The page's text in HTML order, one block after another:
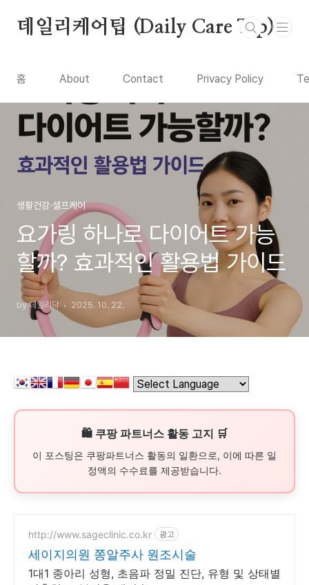
데일리케어팁 (Daily Care Tip)
홈 About Contact Privacy Policy
생활건강·셀프케어
요가링 하나로 다이어트 가능
할까? 효과적인 활용법 가이드
by 데일리닥 2025. 10. 22.
🛍️ 쿠팡 파트너스 활동 고지 🛒
이 포스팅은 쿠팡파트너스 활동의 일환으로, 이에 따른 일
정액의 수수료를 제공받습니다.
http://www.sageclinic.co.kr 광고
세이지의원 쫑알주사 원조시술
1대1 종아리 성형, 초음파 정밀 진단, 유형 및 상태별